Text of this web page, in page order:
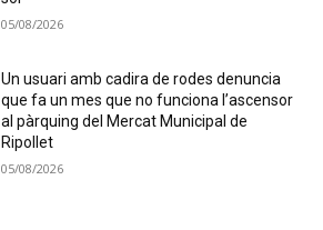
05/08/2026
Un usuari amb cadira de rodes denuncia
que fa un mes que no funciona l’ascensor
al pàrquing del Mercat Municipal de
Ripollet
05/08/2026